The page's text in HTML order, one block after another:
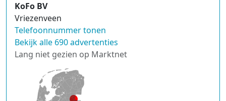
KoFo BV
Vriezenveen
Telefoonnummer tonen
Bekijk alle 690 advertenties
Lang niet gezien op Marktnet